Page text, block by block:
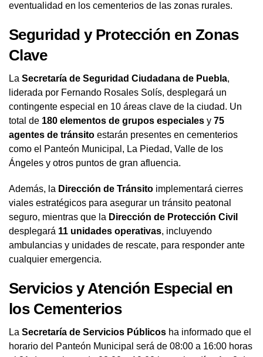
eventualidad en los cementerios de las zonas rurales.
Seguridad y Protección en Zonas
Clave
La Secretaría de Seguridad Ciudadana de Puebla,
liderada por Fernando Rosales Solís, desplegará un
contingente especial en 10 áreas clave de la ciudad. Un
total de 180 elementos de grupos especiales y 75
agentes de tránsito estarán presentes en cementerios
como el Panteón Municipal, La Piedad, Valle de los
Ángeles y otros puntos de gran afluencia.
Además, la Dirección de Tránsito implementará cierres
viales estratégicos para asegurar un tránsito peatonal
seguro, mientras que la Dirección de Protección Civil
desplegará 11 unidades operativas, incluyendo
ambulancias y unidades de rescate, para responder ante
cualquier emergencia.
Servicios y Atención Especial en
los Cementerios
La Secretaría de Servicios Públicos ha informado que el
horario del Panteón Municipal será de 08:00 a 16:00 horas